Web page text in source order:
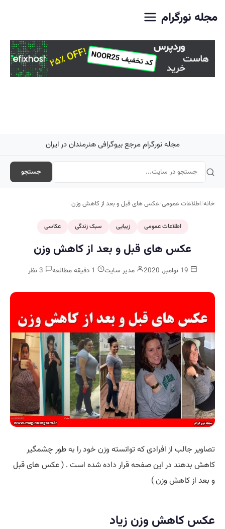
مجله نورگرام
مجله نورگرام مرجع بیوگرافی هنرمندان در ایران
جستجو
خانه/اطلاعات عمومی/عکس های قبل و بعد از کاهش وزن
اطلاعات عمومی زیبایی سبک زندگی عکاسی
عکس های قبل و بعد از کاهش وزن
مدیر سایت
تصاویر جالب از افرادی که توانسته وزن خود را به طور چشمگیر
کاهش بدهند در این صفحه قرار داده شده است . ( عکس های قبل
و بعد از کاهش وزن )
عکس کاهش وزن زیاد